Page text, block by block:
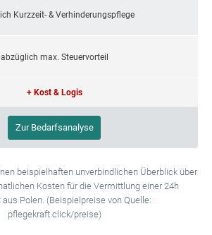
Kurzzeit- & Verhinderungspflege
abzüglich max. Steuervorteil
+ Kost & Logis
Zur Bedarfsanalyse
beispielhaften unverbindlichen Überblick über
Kosten für die Vermittlung einer 24h
aus Polen. (Beispielpreise von Quelle:
pflegekraft.click/preise)